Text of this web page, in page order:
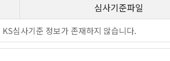
심사기준파일
KS심사기준 정보가 존재하지 않습니다.